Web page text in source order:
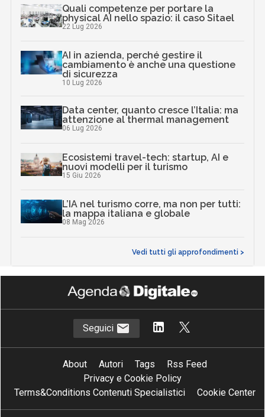
Quali competenze per portare la
physical AI nello spazio: il caso Sitael
22 Lug 2026
AI in azienda, perché gestire il
cambiamento è anche una questione
di sicurezza
10 Lug 2026
Data center, quanto cresce l’Italia: ma
attenzione al thermal management
06 Lug 2026
Ecosistemi travel-tech: startup, AI e
nuovi modelli per il turismo
15 Giu 2026
L’IA nel turismo corre, ma non per tutti:
la mappa italiana e globale
08 Mag 2026
Vedi tutti gli approfondimenti >
Seguici
About Autori Tags
Rss Feed
Privacy e Cookie Policy
Terms&Conditions Contenuti Specialistici
Cookie Center